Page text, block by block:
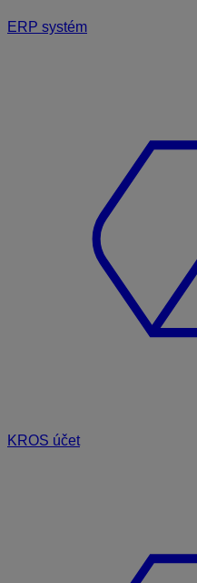
ERP systém
KROS účet